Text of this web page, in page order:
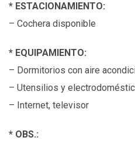
* ESTACIONAMIENTO:
– Cochera disponible
* EQUIPAMIENTO:
– Dormitorios con aire
– Utensilios y
– Internet, televisor
* OBS.: